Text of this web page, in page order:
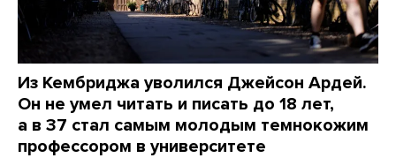
Из Кембриджа уволился Джейсон Ардей.
Он не умел читать и писать до 18 лет,
а в 37 стал самым молодым темнокожим
профессором в университете